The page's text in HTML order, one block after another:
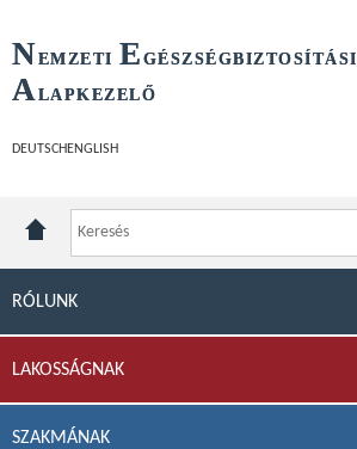
NEMZETI E GÉSZSÉGBIZTOSÍTÁSI
ALAPKEZELŐ
DEUTSCH ENGLISH
RÓLUNK
LAKOSSÁGNAK
SZAKMÁNAK